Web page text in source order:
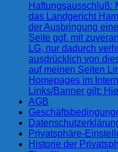
Haftungsausschluß:
das Landgericht
der Ausbringung
Seite ggf. mit
LG, nur dadurch
ausdrücklich von
auf meinen Seiten
Homepages im
Links/Banner gilt:
AGB
Privatsphäre-
Historie der